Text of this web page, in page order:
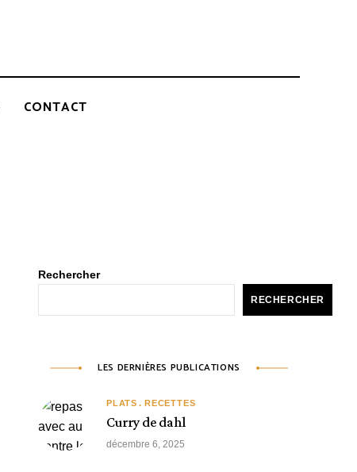
CONTACT
Rechercher
RECHERCHER
LES DERNIÈRES PUBLICATIONS
PLATS RECETTES
Curry de dahl
décembre 6, 2025